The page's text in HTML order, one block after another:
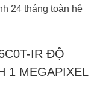
24 tháng toàn hệ
IR ĐỘ
1 MEGAPIXEL